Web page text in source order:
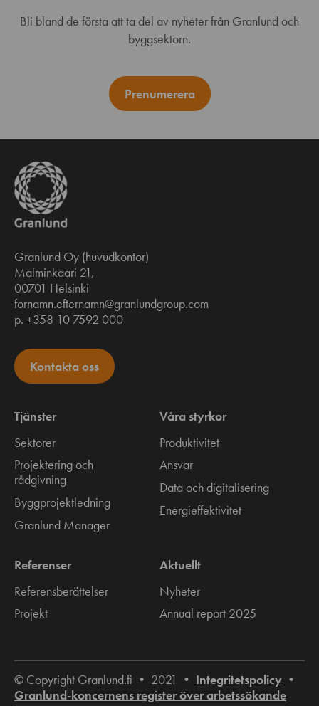
Bli bland de första att ta del av nyheter från Granlund och
byggsektorn.
Prenumerera
Granlund Oy (huvudkontor)
Malminkaari 21,
00701 Helsinki
fornamn.efternamn@granlundgroup.com
p. +358 10 7592 000
Kontakta oss
Tjänster
Sektorer
Projektering och
rådgivning
Byggprojektledning
Granlund Manager
Våra styrkor
Produktivitet
Ansvar
Data och digitalisering
Energieffektivitet
Referenser
Referensberättelser
Projekt
Aktuellt
Nyheter
Annual report 2025
© Copyright Granlund.fi • 2021 • Integritetspolicy •
Granlund-koncernens register över arbetssökande